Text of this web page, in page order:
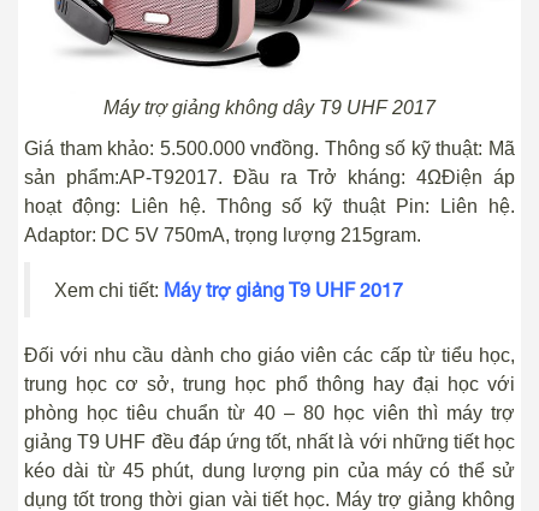
Máy trợ giảng không dây T9 UHF 2017
Giá tham khảo: 5.500.000 vnđồng. Thông số kỹ thuật: Mã
sản phẩm:AP-T92017. Đầu ra Trở kháng: 4ΩĐiện áp
hoạt động: Liên hệ. Thông số kỹ thuật Pin: Liên hệ.
Adaptor: DC 5V 750mA, trọng lượng 215gram.
Xem chi tiết: Máy trợ giảng T9 UHF 2017
Đối với nhu cầu dành cho giáo viên các cấp từ tiểu học,
trung học cơ sở, trung học phổ thông hay đại học với
phòng học tiêu chuẩn từ 40 – 80 học viên thì máy trợ
giảng T9 UHF đều đáp ứng tốt, nhất là với những tiết học
kéo dài từ 45 phút, dung lượng pin của máy có thể sử
dụng tốt trong thời gian vài tiết học. Máy trợ giảng không